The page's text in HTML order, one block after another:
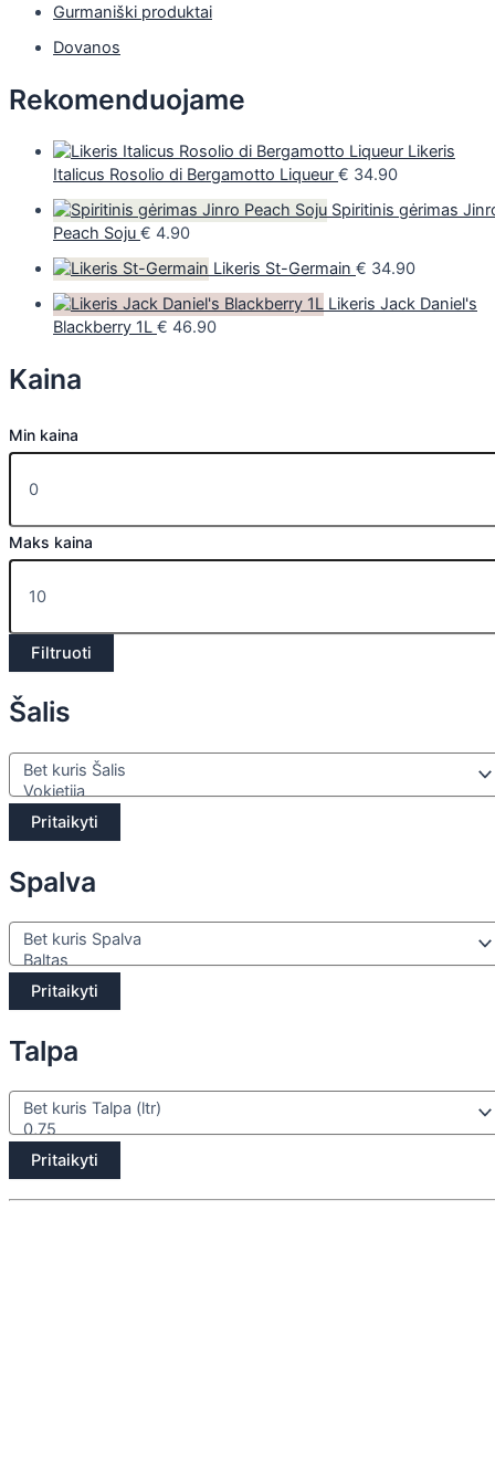
Gurmaniški produktai
Dovanos
Rekomenduojame
Likeris
Italicus Rosolio di Bergamotto Liqueur € 34.90
Spiritinis gėrimas
Peach Soju € 4.90
Likeris St-Germain € 34.90
Likeris Jack Daniel's
Blackberry 1L € 46.90
Kaina
Min kaina
Maks kaina
Filtruoti
Šalis
Pritaikyti
Spalva
Pritaikyti
Talpa
Pritaikyti